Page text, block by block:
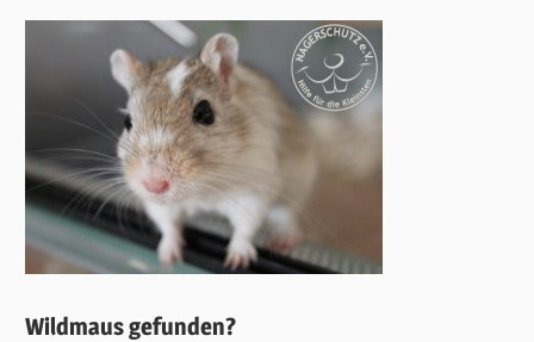
Wildmaus gefunden?